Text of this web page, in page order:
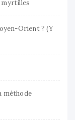
myrtilles
Orient ? (Y
méthode